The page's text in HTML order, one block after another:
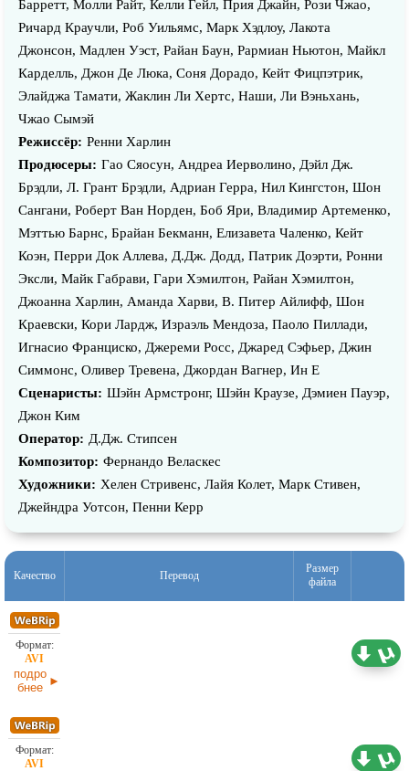
Барретт, Молли Райт, Келли Гейл, Прия Джайн, Рози Чжао,
Ричард Краучли, Роб Уильямс, Марк Хэдлоу, Лакота
Джонсон, Мадлен Уэст, Райан Баун, Рармиан Ньютон, Майкл
Карделль, Джон Де Люка, Соня Дорадо, Кейт Фицпэтрик,
Элайджа Тамати, Жаклин Ли Хертс, Наши, Ли Вэньхань,
Чжао Сымэй
Режиссёр: Ренни Харлин
Продюсеры: Гао Сяосун, Андреа Иерволино, Дэйл Дж.
Брэдли, Л. Грант Брэдли, Адриан Герра, Нил Кингстон, Шон
Сангани, Роберт Ван Норден, Боб Яри, Владимир Артеменко,
Мэттью Барнс, Брайан Бекманн, Елизавета Чаленко, Кейт
Коэн, Перри Док Аллева, Д.Дж. Додд, Патрик Доэрти, Ронни
Эксли, Майк Габрави, Гари Хэмилтон, Райан Хэмилтон,
Джоанна Харлин, Аманда Харви, В. Питер Айлифф, Шон
Краевски, Кори Лардж, Израэль Мендоза, Паоло Пиллади,
Игнасио Франциско, Джереми Росс, Джаред Сэфьер, Джин
Симмонс, Оливер Тревена, Джордан Вагнер, Ин Е
Сценаристы: Шэйн Армстронг, Шэйн Краузе, Дэмиен Пауэр,
Джон Ким
Оператор: Д.Дж. Стипсен
Композитор: Фернандо Веласкес
Художники: Хелен Стривенс, Лайя Колет, Марк Стивен,
Джейндра Уотсон, Пенни Керр
Качество Перевод
Размер
файла
подро
бнее